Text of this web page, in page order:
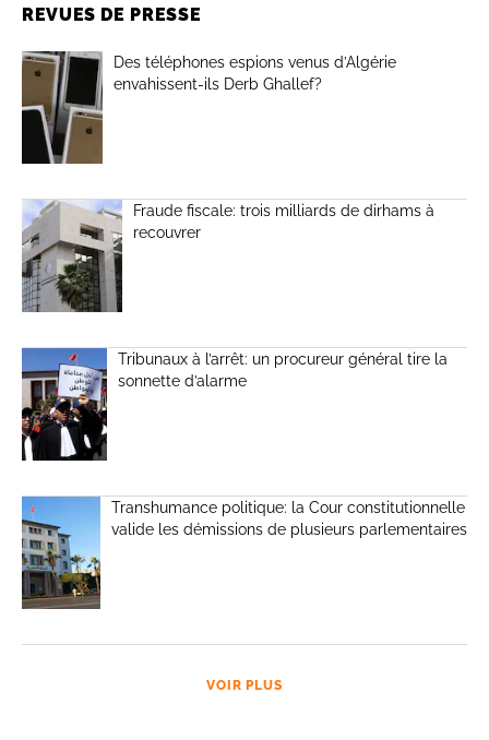
REVUES DE PRESSE
Des téléphones espions venus d’Algérie
envahissent-ils Derb Ghallef?
Fraude fiscale: trois milliards de dirhams à
recouvrer
Tribunaux à l’arrêt: un procureur général tire la
sonnette d’alarme
Transhumance politique: la Cour constitutionnelle
valide les démissions de plusieurs parlementaires
VOIR PLUS